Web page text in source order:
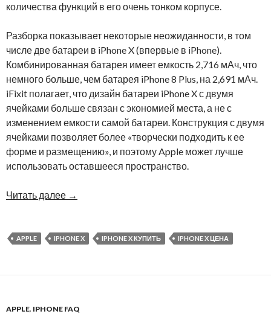
количества функций в его очень тонком корпусе.
Разборка показывает некоторые неожиданности, в том
числе две батареи в iPhone X (впервые в iPhone).
Комбинированная батарея имеет емкость 2,716 мАч, что
немного больше, чем батарея iPhone 8 Plus, на 2,691 мАч.
iFixit полагает, что дизайн батареи iPhone X с двумя
ячейками больше связан с экономией места, а не с
изменением емкости самой батареи. Конструкция с двумя
ячейками позволяет более «творчески подходить к ее
форме и размещению», и поэтому Apple может лучше
использовать оставшееся пространство.
Читать далее →
APPLE IPHONE X IPHONE X КУПИТЬ IPHONE X ЦЕНА
APPLE, IPHONE FAQ